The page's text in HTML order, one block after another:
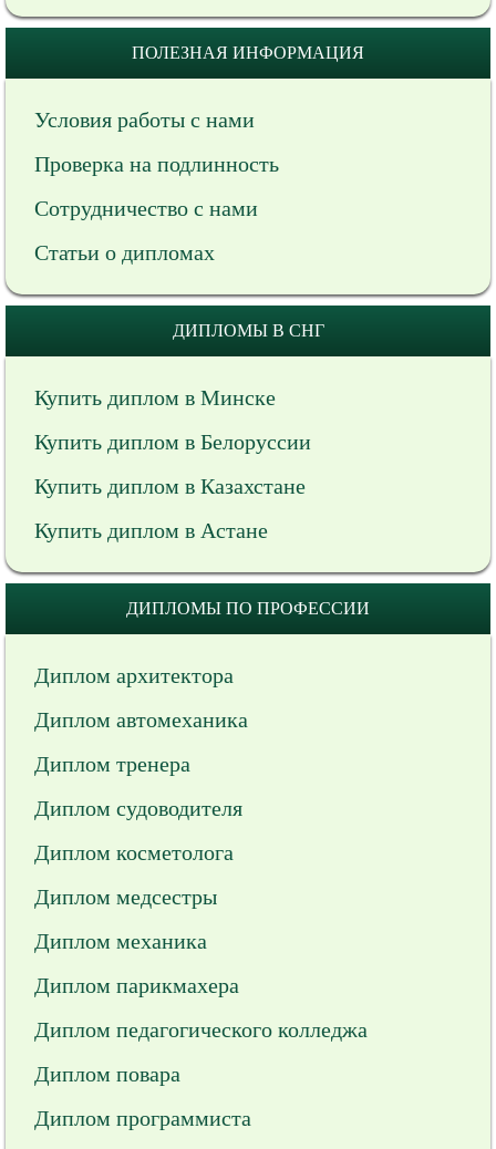
ПОЛЕЗНАЯ ИНФОРМАЦИЯ
Условия работы с нами
Проверка на подлинность
Сотрудничество с нами
Статьи о дипломах
ДИПЛОМЫ В СНГ
Купить диплом в Минске
Купить диплом в Белоруссии
Купить диплом в Казахстане
Купить диплом в Астане
ДИПЛОМЫ ПО ПРОФЕССИИ
Диплом архитектора
Диплом автомеханика
Диплом тренера
Диплом судоводителя
Диплом косметолога
Диплом медсестры
Диплом механика
Диплом парикмахера
Диплом педагогического колледжа
Диплом повара
Диплом программиста